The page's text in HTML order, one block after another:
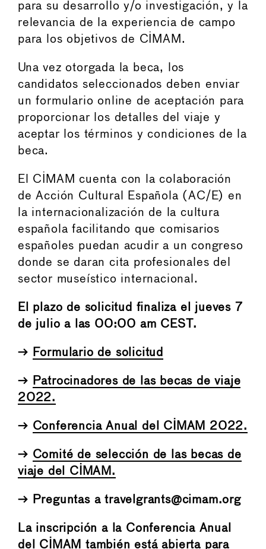
para su desarrollo y/o investigación, y la
relevancia de la experiencia de campo
para los objetivos de CIMAM.
Una vez otorgada la beca, los
candidatos seleccionados deben enviar
un formulario online de aceptación para
proporcionar los detalles del viaje y
aceptar los términos y condiciones de la
beca.
El CIMAM cuenta con la colaboración
de Acción Cultural Española (AC/E) en
la internacionalización de la cultura
española facilitando que comisarios
españoles puedan acudir a un congreso
donde se daran cita profesionales del
sector museístico internacional.
El plazo de solicitud finaliza el jueves 7
de julio a las 00:00 am CEST.
→ Formulario de solicitud
→
Patrocinadores de las becas de viaje
2022.
→ Conferencia Anual del CIMAM 2022.
→ Comité de selección de las becas de
viaje del CIMAM.
→ Preguntas a travelgrants@cimam.org
La inscripción a la Conferencia Anual
del CIMAM también está abierta para